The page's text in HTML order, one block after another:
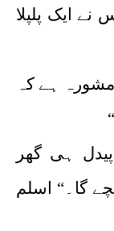
ایک پلپلا
مشورہ ہے کہ
ہی گھر
گا۔“ اسلم